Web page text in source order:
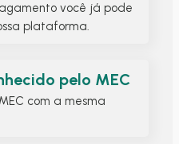
você já pode
plataforma.
pelo MEC
com a mesma